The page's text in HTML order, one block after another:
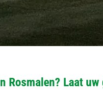
Rosmalen? Laat